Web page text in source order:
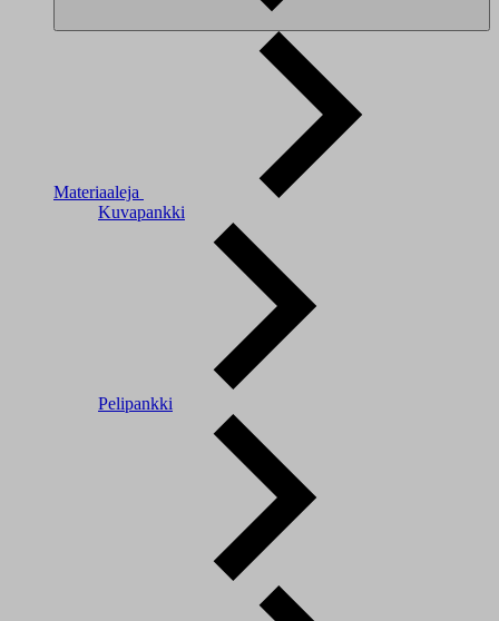
Materiaaleja
Kuvapankki
Pelipankki